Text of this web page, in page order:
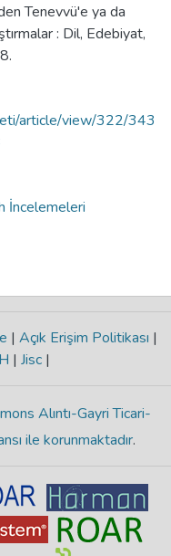
Tenevvü'e ya da
: Dil, Edebiyat,
article/view/322/343
İncelemeleri
| Açık Erişim Politikası |
| Jisc |
Alıntı-Gayri Ticari-
ile korunmaktadır.